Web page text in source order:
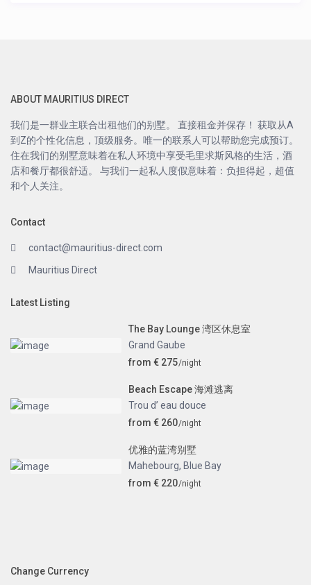
ABOUT MAURITIUS DIRECT
我们是一群业主联合出租他们的别墅。 直接租金并保存！ 获取从A
到Z的个性化信息，顶级服务。唯一的联系人可以帮助您完成预订。
住在我们的别墅意味着在私人环境中享受毛里求斯风格的生活，酒
店和餐厅都很舒适。 与我们一起私人度假意味着：负担得起，超值
和个人关注。
Contact
contact@mauritius-direct.com
Mauritius Direct
Latest Listing
The Bay Lounge 湾区休息室
Grand Gaube
from € 275/night
Beach Escape 海滩逃离
Trou d’ eau douce
from € 260/night
优雅的蓝湾别墅
Mahebourg, Blue Bay
from € 220/night
Change Currency